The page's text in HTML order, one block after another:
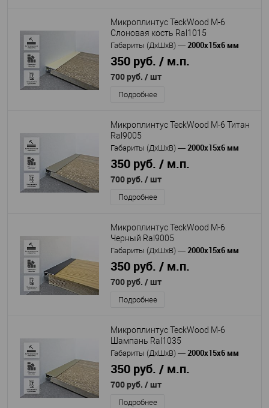
Микроплинтус TeckWood M-6
Слоновая кость Ral1015
Габариты (ДхШхВ) — 2000х15х6 мм
350 руб. / м.п.
700 руб. / шт
Подробнее
Микроплинтус TeckWood M-6 Титан
Ral9005
Габариты (ДхШхВ) — 2000х15х6 мм
350 руб. / м.п.
700 руб. / шт
Подробнее
Микроплинтус TeckWood M-6
Черный Ral9005
Габариты (ДхШхВ) — 2000х15х6 мм
350 руб. / м.п.
700 руб. / шт
Подробнее
Микроплинтус TeckWood M-6
Шампань Ral1035
Габариты (ДхШхВ) — 2000х15х6 мм
350 руб. / м.п.
700 руб. / шт
Подробнее